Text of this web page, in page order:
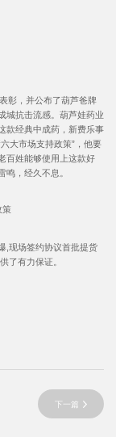
彰，并公布了葫芦爸牌
城抗击流感。葫芦娃药业
款经典中成药，新费乐事
大市场支持政策”，他要
百姓能够使用上这款好
，经久不息。
策
,现场签约协议首批提货
了有力保证。
下一篇